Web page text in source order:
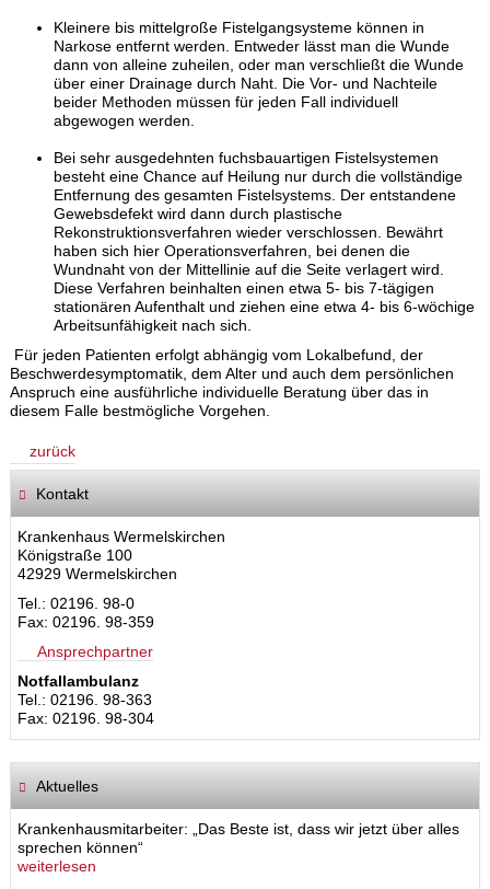
Kleinere bis mittelgroße Fistelgangsysteme können in
Narkose entfernt werden. Entweder lässt man die Wunde
dann von alleine zuheilen, oder man verschließt die Wunde
über einer Drainage durch Naht. Die Vor- und Nachteile
beider Methoden müssen für jeden Fall individuell
abgewogen werden.
Bei sehr ausgedehnten fuchsbauartigen Fistelsystemen
besteht eine Chance auf Heilung nur durch die vollständige
Entfernung des gesamten Fistelsystems. Der entstandene
Gewebsdefekt wird dann durch plastische
Rekonstruktionsverfahren wieder verschlossen. Bewährt
haben sich hier Operationsverfahren, bei denen die
Wundnaht von der Mittellinie auf die Seite verlagert wird.
Diese Verfahren beinhalten einen etwa 5- bis 7-tägigen
stationären Aufenthalt und ziehen eine etwa 4- bis 6-wöchige
Arbeitsunfähigkeit nach sich.
Für jeden Patienten erfolgt abhängig vom Lokalbefund, der
Beschwerdesymptomatik, dem Alter und auch dem persönlichen
Anspruch eine ausführliche individuelle Beratung über das in
diesem Falle bestmögliche Vorgehen.
zurück
Kontakt
Krankenhaus Wermelskirchen
Königstraße 100
42929 Wermelskirchen
Tel.: 02196. 98-0
Fax: 02196. 98-359
Ansprechpartner
Notfallambulanz
Tel.: 02196. 98-363
Fax: 02196. 98-304
Aktuelles
Krankenhausmitarbeiter: „Das Beste ist, dass wir jetzt über alles
sprechen können“
weiterlesen